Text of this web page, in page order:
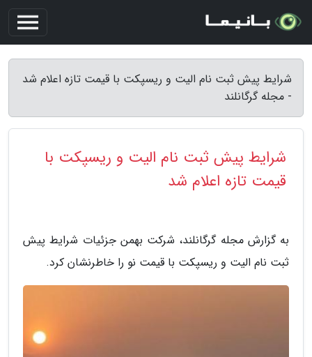
شرایط پیش ثبت نام الیت و ریسپکت با قیمت تازه اعلام شد
- مجله گرگانلند
شرایط پیش ثبت نام الیت و ریسپکت با
قیمت تازه اعلام شد
به گزارش مجله گرگانلند، شرکت بهمن جزئیات شرایط پیش
ثبت نام الیت و ریسپکت با قیمت نو را خاطرنشان کرد.